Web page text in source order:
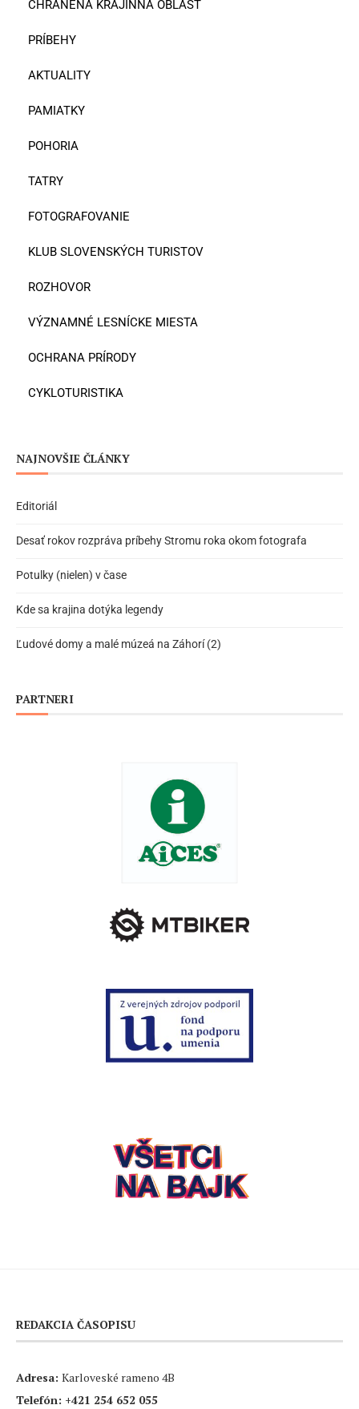
CHRÁNENÁ KRAJINNÁ OBLASŤ
PRÍBEHY
AKTUALITY
PAMIATKY
POHORIA
TATRY
FOTOGRAFOVANIE
KLUB SLOVENSKÝCH TURISTOV
ROZHOVOR
VÝZNAMNÉ LESNÍCKE MIESTA
OCHRANA PRÍRODY
CYKLOTURISTIKA
NAJNOVŠIE ČLÁNKY
Editoriál
Desať rokov rozpráva príbehy Stromu roka okom fotografa
Potulky (nielen) v čase
Kde sa krajina dotýka legendy
Ľudové domy a malé múzeá na Záhorí (2)
PARTNERI
REDAKCIA ČASOPISU
Adresa: Karloveské rameno 4B
Telefón: +421 254 652 055